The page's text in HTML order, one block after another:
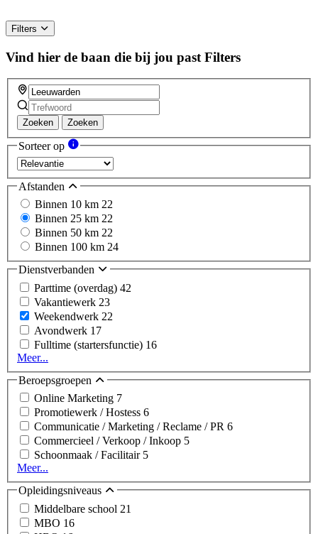
Filters
Vind hier de baan die bij jou past Filters
Zoeken Zoeken
Sorteer op
Afstanden
Binnen 10 km 22
Binnen 25 km 22
Binnen 50 km 22
Binnen 100 km 24
Dienstverbanden
Parttime (overdag) 42
Vakantiewerk 23
Weekendwerk 22
Avondwerk 17
Fulltime (startersfunctie) 16
Meer...
Beroepsgroepen
Online Marketing 7
Promotiewerk / Hostess 6
Communicatie / Marketing / Reclame / PR 6
Commercieel / Verkoop / Inkoop 5
Schoonmaak / Facilitair 5
Meer...
Opleidingsniveaus
Middelbare school 21
MBO 16